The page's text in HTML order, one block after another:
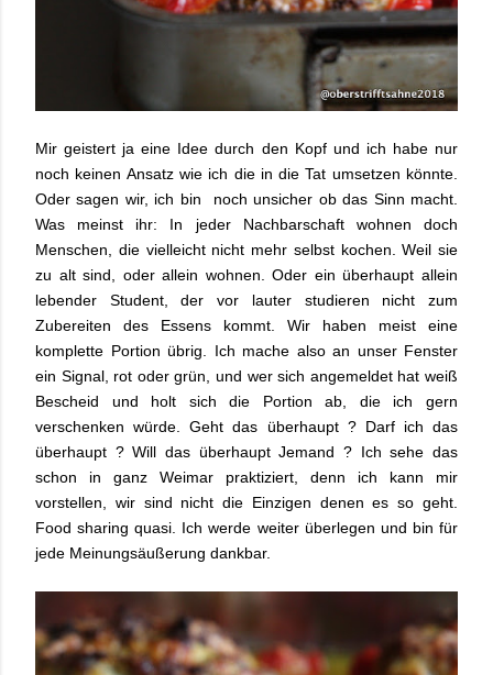
Mir geistert ja eine Idee durch den Kopf und ich habe nur
noch keinen Ansatz wie ich die in die Tat umsetzen könnte.
Oder sagen wir, ich bin noch unsicher ob das Sinn macht.
Was meinst ihr: In jeder Nachbarschaft wohnen doch
Menschen, die vielleicht nicht mehr selbst kochen. Weil sie
zu alt sind, oder allein wohnen. Oder ein überhaupt allein
lebender Student, der vor lauter studieren nicht zum
Zubereiten des Essens kommt. Wir haben meist eine
komplette Portion übrig. Ich mache also an unser Fenster
ein Signal, rot oder grün, und wer sich angemeldet hat weiß
Bescheid und holt sich die Portion ab, die ich gern
verschenken würde. Geht das überhaupt ? Darf ich das
überhaupt ? Will das überhaupt Jemand ? Ich sehe das
schon in ganz Weimar praktiziert, denn ich kann mir
vorstellen, wir sind nicht die Einzigen denen es so geht.
Food sharing quasi. Ich werde weiter überlegen und bin für
jede Meinungsäußerung dankbar.